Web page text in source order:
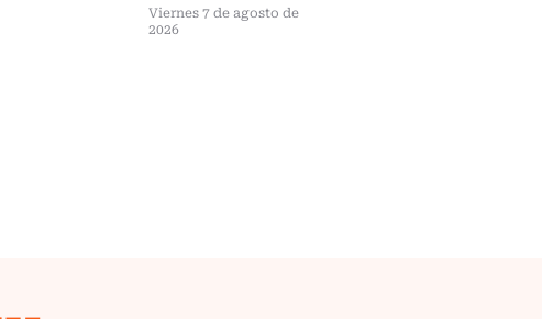
Viernes 7 de agosto de
2026